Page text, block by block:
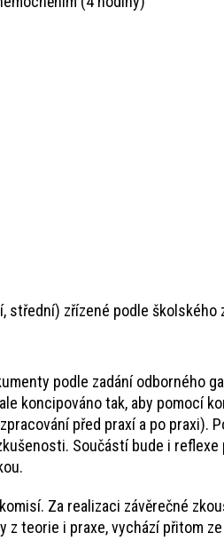
střední) zřízené podle školského
podle zadání odborného
koncipováno tak, aby pomocí
před praxí a po
Součástí bude i
Za realizaci závěrečné
teorie i praxe, vychází přitom